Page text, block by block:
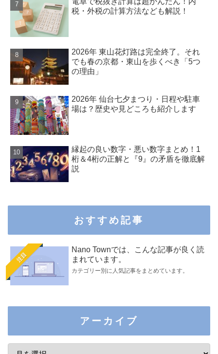
税・外税の計算方法なども解説！
2026年 東山花灯路は完全終了。それ
でも春の京都・東山を歩くべき「5つ
の理由」
2026年 仙台七夕まつり・日程や駐車
場は？歴史や見どころも紹介します
縁起の良い数字・悪い数字まとめ！1
桁＆4桁の正解と『9』の矛盾を徹底解
説
おすすめ記事
注目
Nano Townでは、こんな記事が良く読
まれています。
カテゴリー別に人気記事をまとめています。
アーカイブ